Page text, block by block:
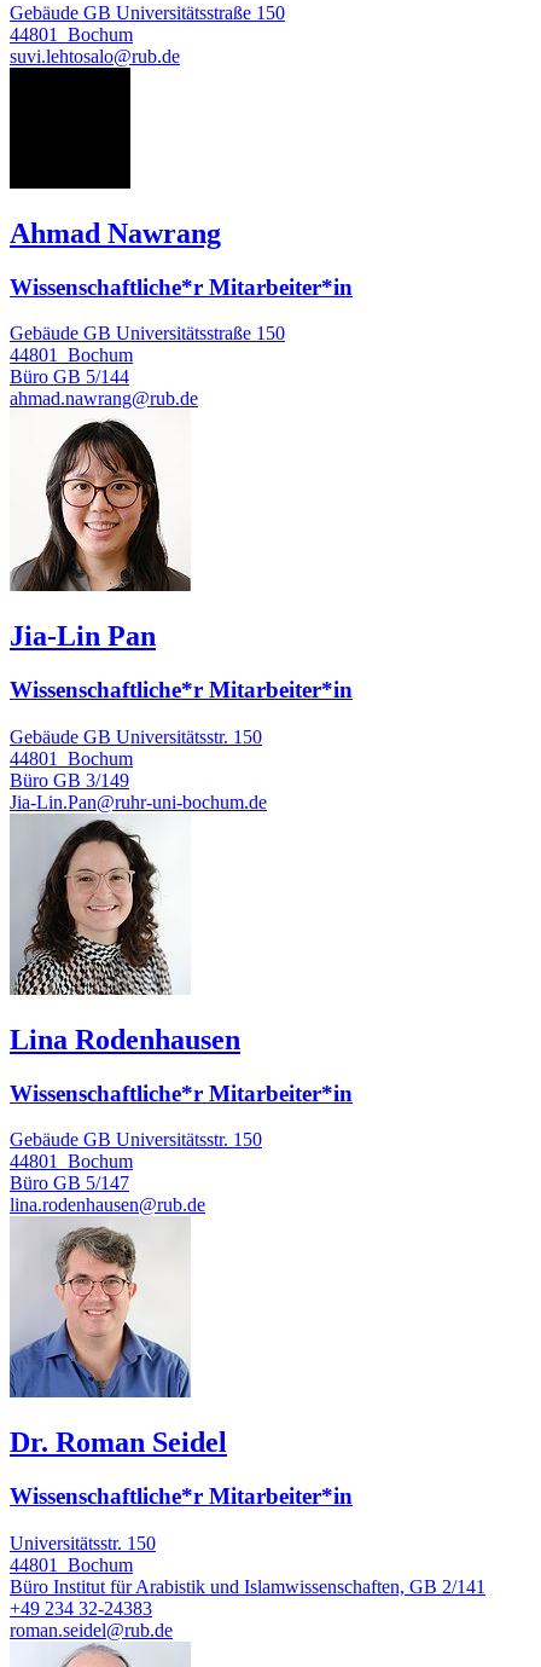
Gebäude GB Universitätsstraße 150
44801
Bochum
suvi.lehtosalo@rub.de
Ahmad Nawrang
Wissenschaftliche*r Mitarbeiter*in
Gebäude GB Universitätsstraße 150
44801
Bochum
Büro GB 5/144
ahmad.nawrang@rub.de
Jia-Lin Pan
Wissenschaftliche*r Mitarbeiter*in
Gebäude GB Universitätsstr. 150
44801
Bochum
Büro GB 3/149
Jia-Lin.Pan@ruhr-uni-bochum.de
Lina Rodenhausen
Wissenschaftliche*r Mitarbeiter*in
Gebäude GB Universitätsstr. 150
44801
Bochum
Büro GB 5/147
lina.rodenhausen@rub.de
Dr. Roman Seidel
Wissenschaftliche*r Mitarbeiter*in
Universitätsstr. 150
44801
Bochum
Büro Institut für Arabistik und Islamwissenschaften, GB 2/141
+49 234 32-24383
roman.seidel@rub.de